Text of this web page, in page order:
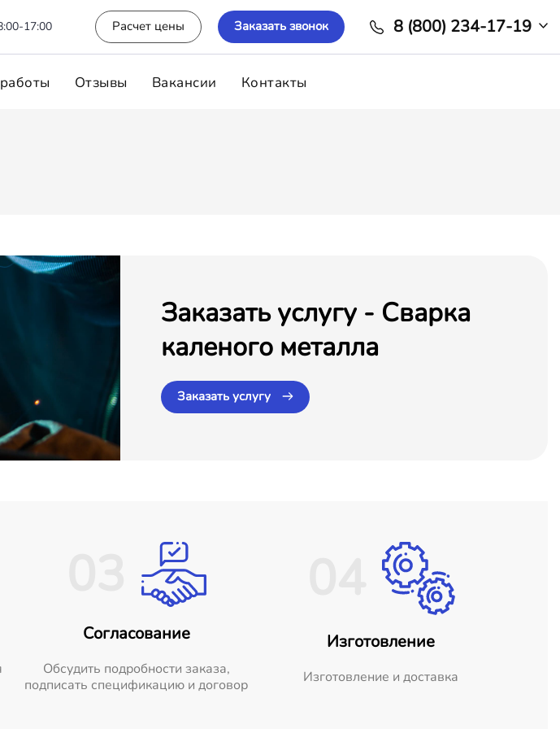
17:00 Расчет цены Заказать звонок 8 (800) 234-17-19
Отзывы Вакансии Контакты
Заказать услугу - Сварка
каленого металла
Заказать услугу
Согласование
Обсудить подробности заказа,
подписать спецификацию и договор
Изготовление
Изготовление и доставка